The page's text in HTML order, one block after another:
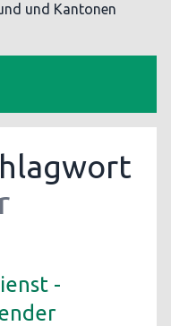
und Kantonen
-